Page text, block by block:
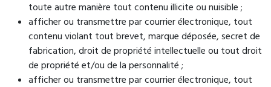
toute autre manière tout contenu illicite ou nuisible ;
afficher ou transmettre par courrier électronique, tout
contenu violant tout brevet, marque déposée, secret de
fabrication, droit de propriété intellectuelle ou tout droit
de propriété et/ou de la personnalité ;
afficher ou transmettre par courrier électronique, tout